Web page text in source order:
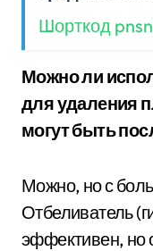
Шорткод
Можно ли
для удаления
могут быть
Можно, но с
Отбеливатель
эффективен, но